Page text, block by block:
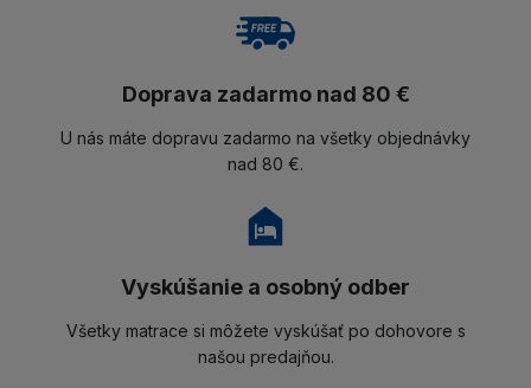
Doprava zadarmo nad 80 €
U nás máte dopravu zadarmo na všetky objednávky
nad 80 €.
Vyskúšanie a osobný odber
Všetky matrace si môžete vyskúšať po dohovore s
našou predajňou.